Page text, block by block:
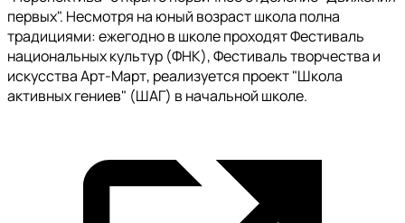
первых". Несмотря на юный возраст школа полна
традициями: ежегодно в школе проходят Фестиваль
национальных культур (ФНК), Фестиваль творчества и
искусства Арт-Март, реализуется проект "Школа
активных гениев" (ШАГ) в начальной школе.